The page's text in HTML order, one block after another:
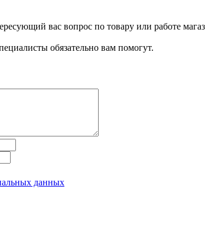
вас вопрос по товару или работе
обязательно вам помогут.
данных